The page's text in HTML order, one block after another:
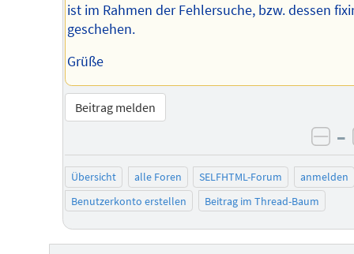
ist im Rahmen der Fehlersuche, bzw. dessen
geschehen.
Grüße
Beitrag melden
–
Übersicht alle Foren SELFHTML-Forum
anmelden
Benutzerkonto erstellen
Beitrag im Thread-Baum